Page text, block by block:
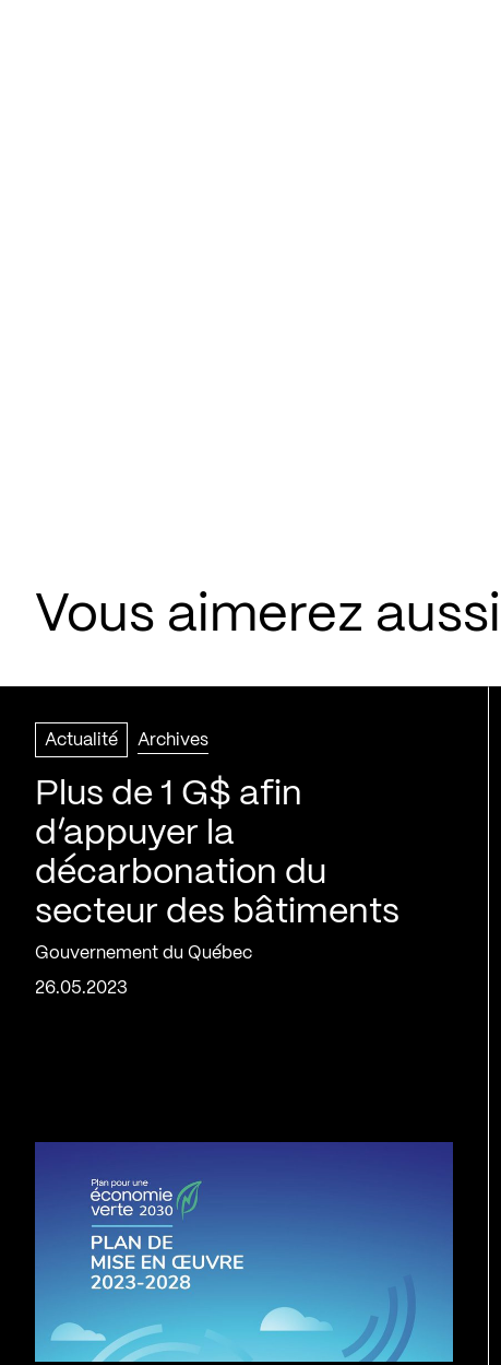
Vous aimerez
Actualité Archives
Plus de 1 G$ afin
d’appuyer la
décarbonation du
secteur des bâtiments
Gouvernement du Québec
26.05.2023